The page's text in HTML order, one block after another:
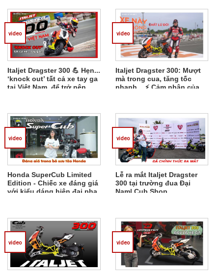
Italjet Dragster 300 💪 Hẹn...
‘knock out’ tất cả xe tay ga
tại Việt Nam, để trở nên
video
Italjet Dragster 300: Mượt
mà trong cua, tăng tốc
nhanh... ⚡ Cảm nhận của
video
Honda SuperCub Limited
Edition - Chiếc xe đáng giá
với kiểu dáng hiện đại pha
video
Lễ ra mắt Italjet Dragster
300 tại trường đua Đại
Nam| Cub Shop
video
video video